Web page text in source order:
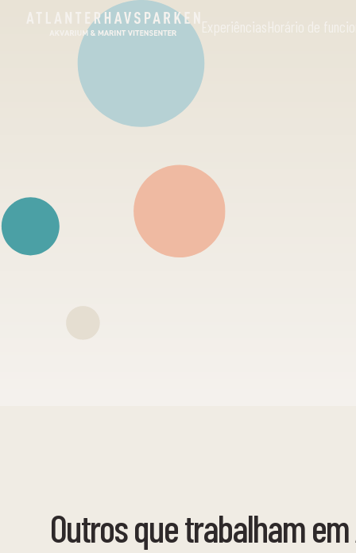
Outros que trabalham